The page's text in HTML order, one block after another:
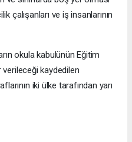
çalışanları ve iş insanlarının
okula kabulünün Eğitim
verileceği kaydedilen
iki ülke tarafından yarı